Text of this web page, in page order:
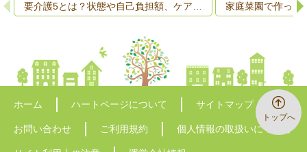
トップへ
要介護5とは？状態や自己負担額、ケア… 家庭菜園で作っ
ホーム ハートページについて サイトマップ
お問い合わせ ご利用規約 個人情報の取扱いについて